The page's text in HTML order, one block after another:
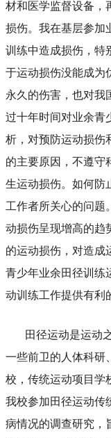
材和医学监督设备，
损伤。我在基层参加
训练中造成损伤，特
于运动损伤没能成为
永久的伤害，也对我
过十年时间对业余青
析，对预防运动损伤
的主要原因，不遵守
生运动损伤。如何防
工作者所关心的问题
动损伤呈现增高的趋
的运动损伤，对造成
青少年业余田径训练
动训练工作提供有利
田径运动是运动
一些前卫的人体科研
校，传统运动项目学
我校参加田径运动传
病情况的调查研究，